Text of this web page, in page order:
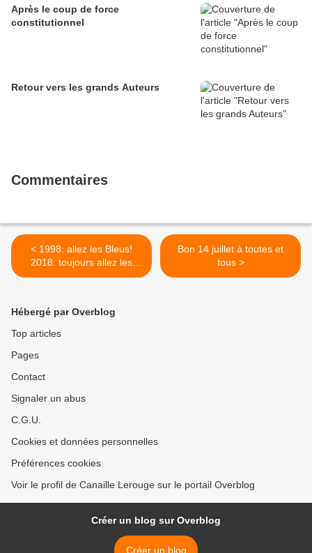
Après le coup de force
constitutionnel
Retour vers les grands Auteurs
Commentaires
< 1998: allez les Bleus!
2018: toujours allez les
Bleus!
Bon 14 juillet à toutes et
tous >
Hébergé par Overblog
Top articles
Pages
Contact
Signaler un abus
C.G.U.
Cookies et données personnelles
Préférences cookies
Voir le profil de Canaille Lerouge sur le portail Overblog
Créer un blog sur Overblog
Créer un blog